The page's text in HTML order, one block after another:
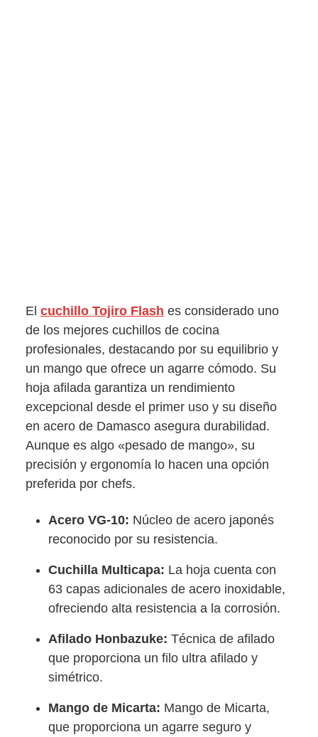
El cuchillo Tojiro Flash es considerado uno
de los mejores cuchillos de cocina
profesionales, destacando por su equilibrio y
un mango que ofrece un agarre cómodo. Su
hoja afilada garantiza un rendimiento
excepcional desde el primer uso y su diseño
en acero de Damasco asegura durabilidad.
Aunque es algo «pesado de mango», su
precisión y ergonomía lo hacen una opción
preferida por chefs.
Acero VG-10: Núcleo de acero japonés
reconocido por su resistencia.
Cuchilla Multicapa: La hoja cuenta con
63 capas adicionales de acero inoxidable,
ofreciendo alta resistencia a la corrosión.
Afilado Honbazuke: Técnica de afilado
que proporciona un filo ultra afilado y
simétrico.
Mango de Micarta: Mango de Micarta,
que proporciona un agarre seguro y